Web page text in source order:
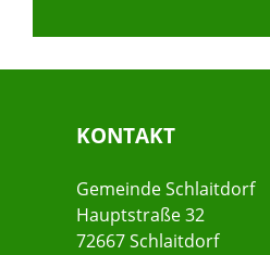
KONTAKT
Gemeinde Schlaitdorf
Hauptstraße 32
72667 Schlaitdorf